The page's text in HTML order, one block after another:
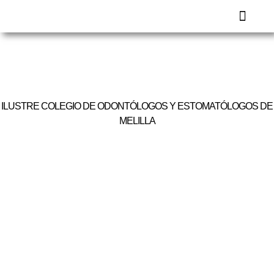
ILUSTRE COLEGIO DE ODONTÓLOGOS Y ESTOMATÓLOGOS DE
MELILLA